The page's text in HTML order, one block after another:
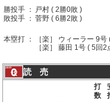
勝投手 ：
戸村 ( 2勝0敗 )
敗投手 ： 菅野 ( 6勝2敗 )
本塁打 ：
［楽］ ウィーラー 9
［楽］ 藤田 1号 ( 5回2
読 売
打
数